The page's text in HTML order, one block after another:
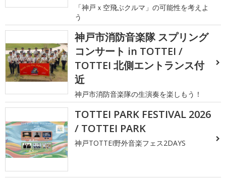
「神戸ｘ空飛ぶクルマ」の可能性を考えよ
う
神戸市消防音楽隊 スプリング
コンサート in TOTTEI /
TOTTEI 北側エントランス付
近
神戸市消防音楽隊の生演奏を楽しもう！
TOTTEI PARK FESTIVAL 2026
/ TOTTEI PARK
神戸TOTTEI野外音楽フェス2DAYS